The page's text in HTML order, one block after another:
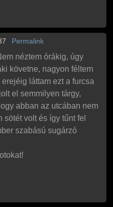
Permalink
néztem órákig, úgy
követne, nagyon féltem
láttam ezt a furcsa
el semmilyen tárgy,
abban az utcában nem
sötét volt és így tűnt fel
szabású sugárzó